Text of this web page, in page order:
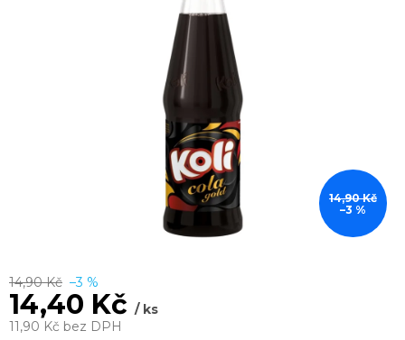
14,90 Kč
–3 %
14,90 Kč –3 %
14,40 Kč/ ks
11,90 Kč bez DPH